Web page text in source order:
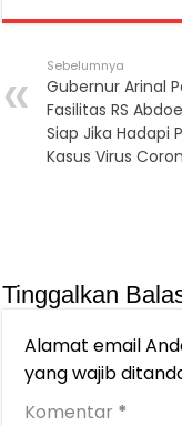
Sebelumnya
Gubernur Arinal
Fasilitas RS
Siap Jika Hadapi
Kasus Virus
Tinggalkan
Alamat email
yang wajib
Komentar *